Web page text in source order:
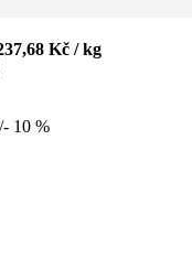
Kč / kg
10 %